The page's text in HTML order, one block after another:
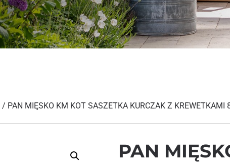
/ PAN MIĘSKO KM KOT SASZETKA KURCZAK Z KREWETKAMI
PAN